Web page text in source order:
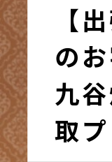
【
の
九
取